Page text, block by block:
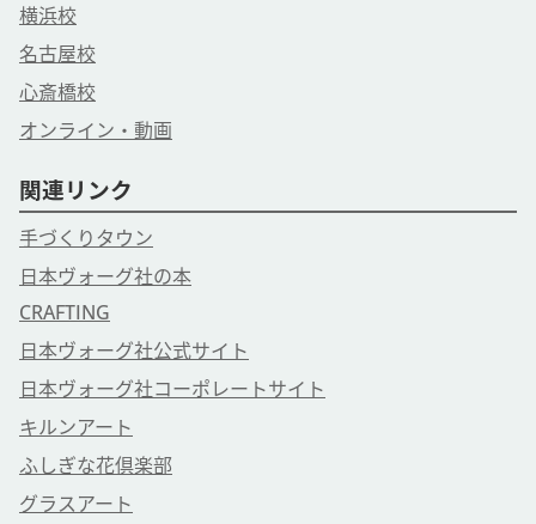
横浜校
名古屋校
心斎橋校
オンライン・動画
関連リンク
手づくりタウン
日本ヴォーグ社の本
CRAFTING
日本ヴォーグ社公式サイト
日本ヴォーグ社コーポレートサイト
キルンアート
ふしぎな花倶楽部
グラスアート